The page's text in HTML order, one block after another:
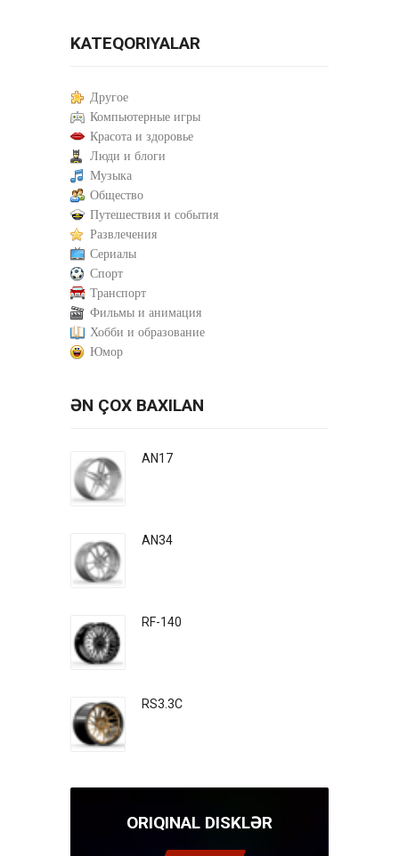
KATEQORIYALAR
Другое
Компьютерные игры
Красота и здоровье
Люди и блоги
Музыка
Общество
Путешествия и события
Развлечения
Сериалы
Спорт
Транспорт
Фильмы и анимация
Хобби и образование
Юмор
ƏN ÇOX BAXILAN
AN17
AN34
RF-140
RS3.3C
ORIQINAL DISKLƏR